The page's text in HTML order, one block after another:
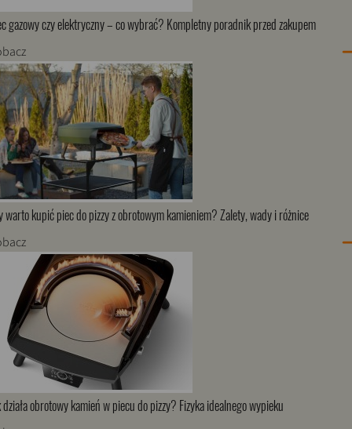
gazowy czy elektryczny – co wybrać? Kompletny poradnik przed zakupem
warto kupić piec do pizzy z obrotowym kamieniem? Zalety, wady i różnice
działa obrotowy kamień w piecu do pizzy? Fizyka idealnego wypieku